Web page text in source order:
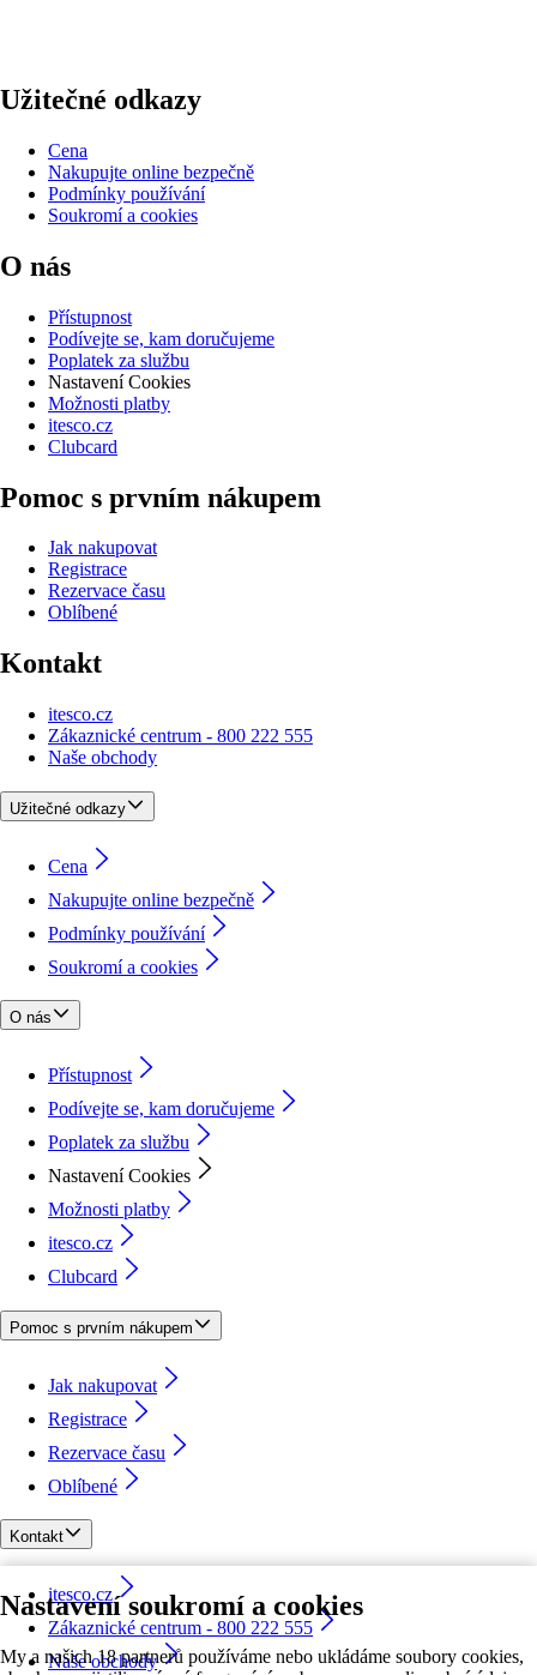
Nastavení soukromí a cookies
My a našich 18 partnerů používáme nebo ukládáme soubory cookies,
Užitečné odkazy
Cena
Nakupujte online bezpečně
Podmínky používání
Soukromí a cookies
O nás
Přístupnost
Podívejte se, kam doručujeme
Poplatek za službu
Nastavení Cookies
Možnosti platby
itesco.cz
Clubcard
Pomoc s prvním nákupem
Jak nakupovat
Registrace
Rezervace času
Oblíbené
Kontakt
itesco.cz
Zákaznické centrum - 800 222 555
Naše obchody
Užitečné odkazy
Cena
Nakupujte online bezpečně
Podmínky používání
Soukromí a cookies
O nás
Přístupnost
Podívejte se, kam doručujeme
Poplatek za službu
Nastavení Cookies
Možnosti platby
itesco.cz
Clubcard
Pomoc s prvním nákupem
Jak nakupovat
Registrace
Rezervace času
Oblíbené
Kontakt
itesco.cz
Zákaznické centrum - 800 222 555
Naše obchody